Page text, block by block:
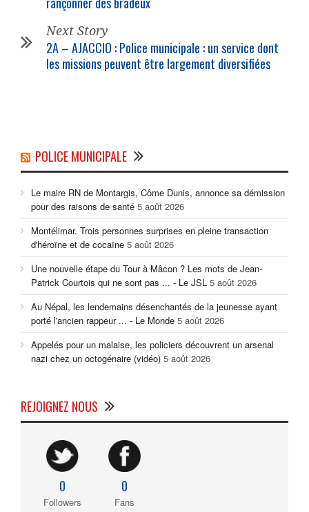
Next Story
2A – AJACCIO : Police municipale : un service dont
les missions peuvent être largement diversifiées
POLICE MUNICIPALE
Le maire RN de Montargis, Côme Dunis, annonce sa démission
pour des raisons de santé 5 août 2026
Montélimar. Trois personnes surprises en pleine transaction
d'héroïne et de cocaïne 5 août 2026
Une nouvelle étape du Tour à Mâcon ? Les mots de Jean-
Patrick Courtois qui ne sont pas ... - Le JSL 5 août 2026
Au Népal, les lendemains désenchantés de la jeunesse ayant
porté l'ancien rappeur ... - Le Monde 5 août 2026
Appelés pour un malaise, les policiers découvrent un arsenal
nazi chez un octogénaire (vidéo) 5 août 2026
REJOIGNEZ NOUS
0
Followers
0
Fans